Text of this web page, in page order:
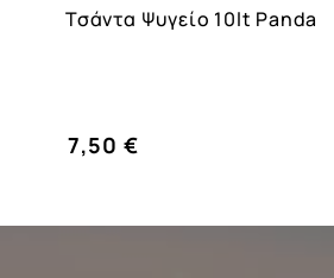
Τσάντα Ψυγείο 10lt Panda
7,50 €